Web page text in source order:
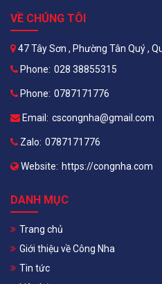
VỀ CHÚNG TÔI
47 Tây Sơn , Phường Tân Quý ,
Phone: 028 38855315
Phone: 0787171776
Email: cscongnha@gmail.com
Zalo: 0787171776
Website: https://congnha.com
DANH MỤC
Trang chủ
Giới thiệu về Công Nha
Tin tức